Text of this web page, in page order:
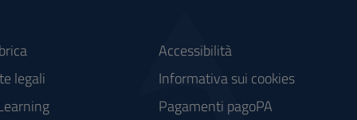
legali
Accessibilità
Informativa sui cookies
Pagamenti pagoPA